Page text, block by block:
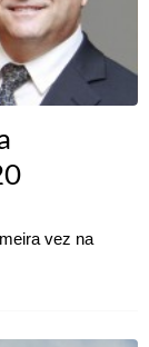
vez na